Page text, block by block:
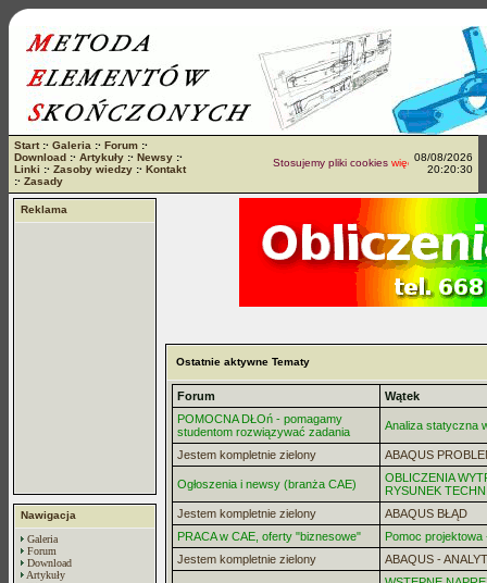
Start:· Galeria :· Forum :·
Download :· Artykuły :· Newsy :·
Linki :· Zasoby wiedzy :· Kontakt
:· Zasady
Stosujemy pliki cookieswięcej...08/08/2026
20:20:30
Reklama
Nawigacja
Galeria
Forum
Download
Artykuły
Ostatnie aktywne Tematy
Forum
Wątek
POMOCNA DŁOń - pomagamy
studentom rozwiązywać zadania
Analiza statyczna
Jestem kompletnie zielony ABAQUS
Ogłoszenia i newsy (branża CAE)
OBLICZENIA
RYSUNEK
Jestem kompletnie zielony
ABAQUS BŁĄD
PRACA w CAE, oferty "biznesowe"
Pomoc projektowa
Jestem kompletnie zielony
ABAQUS -